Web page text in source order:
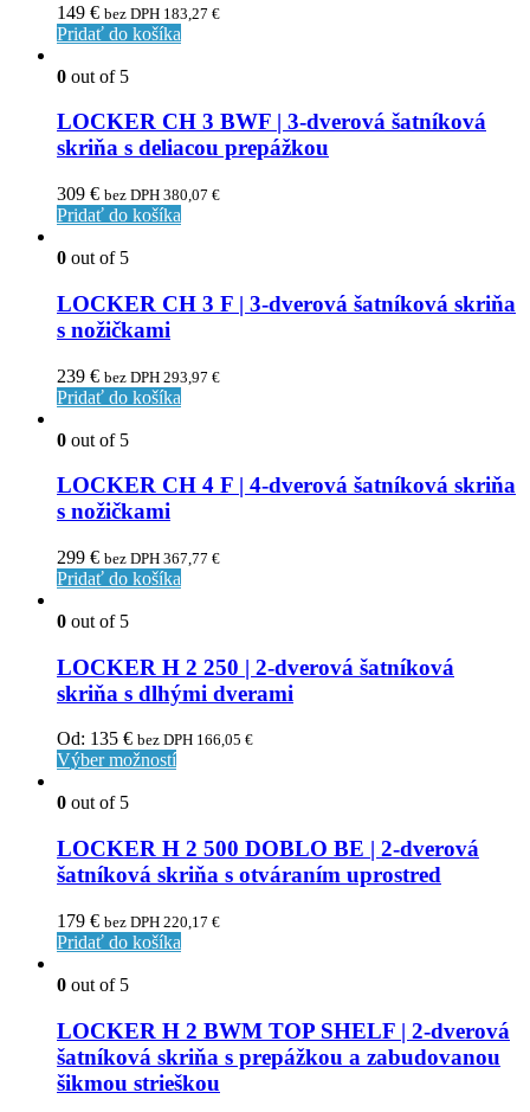
149 € bez DPH 183,27 €
Pridať do košíka
0 out of 5
LOCKER CH 3 BWF | 3-dverová šatníková
skriňa s deliacou prepážkou
309 € bez DPH 380,07 €
Pridať do košíka
0 out of 5
LOCKER CH 3 F | 3-dverová šatníková skriňa
s nožičkami
239 € bez DPH 293,97 €
Pridať do košíka
0 out of 5
LOCKER CH 4 F | 4-dverová šatníková skriňa
s nožičkami
299 € bez DPH 367,77 €
Pridať do košíka
0 out of 5
LOCKER H 2 250 | 2-dverová šatníková
skriňa s dlhými dverami
Od: 135 € bez DPH 166,05 €
Výber možností
0 out of 5
LOCKER H 2 500 DOBLO BE | 2-dverová
šatníková skriňa s otváraním uprostred
179 € bez DPH 220,17 €
Pridať do košíka
0 out of 5
LOCKER H 2 BWM TOP SHELF | 2-dverová
šatníková skriňa s prepážkou a zabudovanou
šikmou strieškou